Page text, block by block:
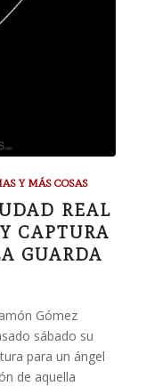
Y MÁS COSAS
REAL
CAPTURA
GUARDA
Gómez
sábado su
para un ángel
de aquella